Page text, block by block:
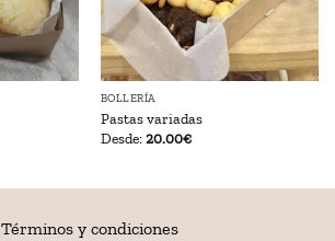
BOLLERÍA
Pastas variadas
Desde:20.00€
Términos y condiciones